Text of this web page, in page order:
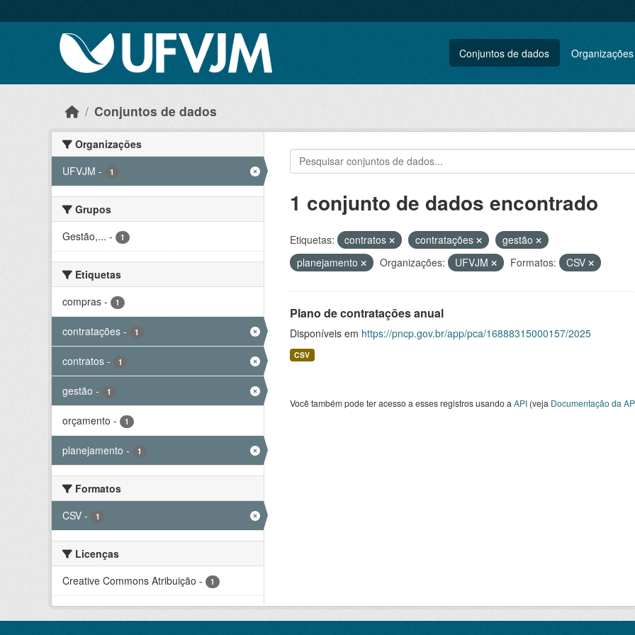
Conjuntos de dados Organizações
Conjuntos de dados
Organizações
UFVJM - 1
Grupos
Gestão,... - 1
Etiquetas
compras - 1
contratações - 1
contratos - 1
gestão - 1
orçamento - 1
planejamento - 1
Formatos
CSV - 1
Licenças
Creative Commons Atribuição - 1
1 conjunto de dados encontrado
Etiquetas: contratos contratações
gestão
planejamento
Organizações: UFVJM Formatos: CSV
Plano de contratações anual
Disponíveis em https://pncp.gov.br/app/pca/16888315000157/2025
CSV
Você também pode ter acesso a esses registros usando a API(veja Documentação da